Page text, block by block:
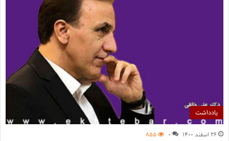
یادداشت
۲۶ اسفند ۱۴۰۰ ۰ ۸۵۵